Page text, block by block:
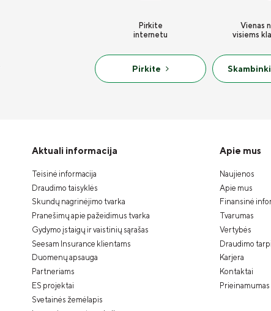
Pirkite
internetu
Pirkite
Vienas
visiems
Aktuali informacija
Teisinė informacija
Draudimo taisyklės
Skundų nagrinėjimo tvarka
Pranešimų apie pažeidimus tvarka
Gydymo įstaigų ir vaistinių sąrašas
Seesam Insurance klientams
Duomenų apsauga
Partneriams
ES projektai
Svetainės žemėlapis
Apie mus
Naujienos
Apie mus
Finansinė
Tvarumas
Vertybės
Draudimo
Karjera
Kontaktai
Prieinamumas